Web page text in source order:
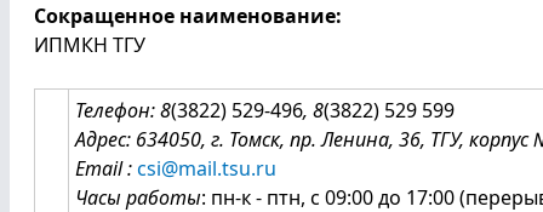
Сокращенное наименование:
ИПМКН ТГУ
Телефон: 8(3822) 529-496, 8(3822) 529 599
Адрес: 634050, г. Томск, пр. Ленина, 36, ТГУ, корпус
Email :csi@mail.tsu.ru
Часы работы: пн-к - птн, с 09:00 до 17:00